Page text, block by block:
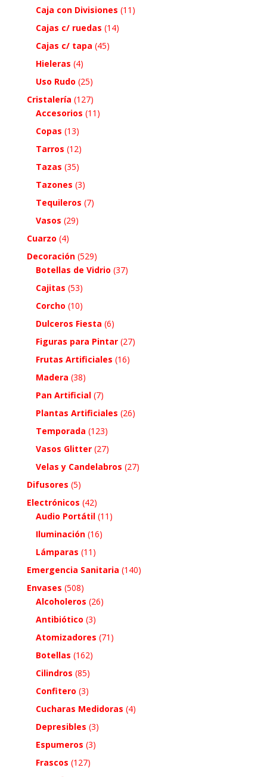
Caja con Divisiones (11)
Cajas c/ ruedas (14)
Cajas c/ tapa (45)
Hieleras (4)
Uso Rudo (25)
Cristalería (127)
Accesorios (11)
Copas (13)
Tarros (12)
Tazas (35)
Tazones (3)
Tequileros (7)
Vasos (29)
Cuarzo (4)
Decoración (529)
Botellas de Vidrio (37)
Cajitas (53)
Corcho (10)
Dulceros Fiesta (6)
Figuras para Pintar (27)
Frutas Artificiales (16)
Madera (38)
Pan Artificial (7)
Plantas Artificiales (26)
Temporada (123)
Vasos Glitter (27)
Velas y Candelabros (27)
Difusores (5)
Electrónicos (42)
Audio Portátil (11)
Iluminación (16)
Lámparas (11)
Emergencia Sanitaria (140)
Envases (508)
Alcoholeros (26)
Antibiótico (3)
Atomizadores (71)
Botellas (162)
Cilindros (85)
Confitero (3)
Cucharas Medidoras (4)
Depresibles (3)
Espumeros (3)
Frascos (127)